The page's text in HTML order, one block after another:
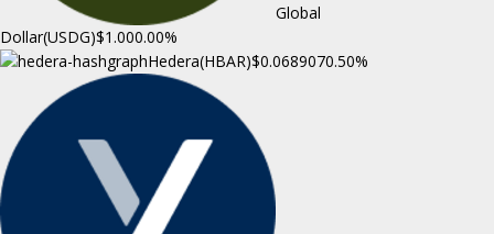
Global
Dollar(USDG)$1.000.00%
Hedera(HBAR)$0.0689070.50%